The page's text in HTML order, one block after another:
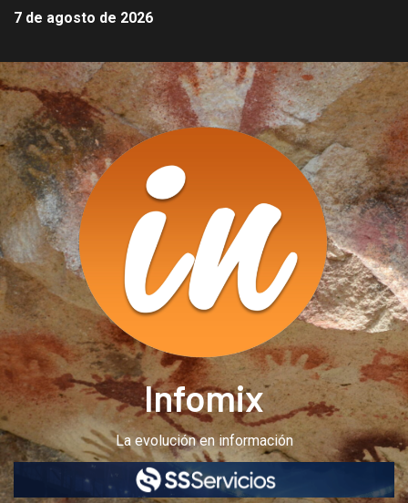
7 de agosto de 2026
Infomix
La evolución en información